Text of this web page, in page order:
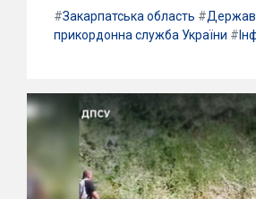
#Закарпатська область #
прикордонна служба України #